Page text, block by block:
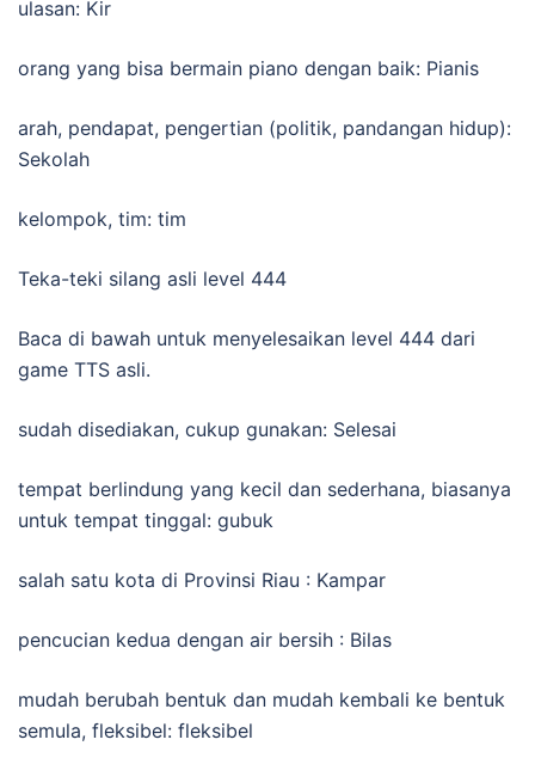
ulasan: Kir
orang yang bisa bermain piano dengan baik: Pianis
arah, pendapat, pengertian (politik, pandangan hidup):
Sekolah
kelompok, tim: tim
Teka-teki silang asli level 444
Baca di bawah untuk menyelesaikan level 444 dari
game TTS asli.
sudah disediakan, cukup gunakan: Selesai
tempat berlindung yang kecil dan sederhana, biasanya
untuk tempat tinggal: gubuk
salah satu kota di Provinsi Riau : Kampar
pencucian kedua dengan air bersih : Bilas
mudah berubah bentuk dan mudah kembali ke bentuk
semula, fleksibel: fleksibel